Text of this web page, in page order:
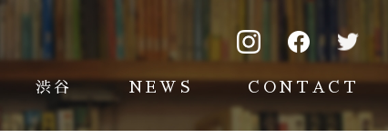
渋谷 NEWS CONTACT